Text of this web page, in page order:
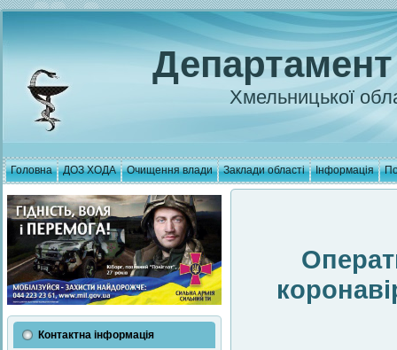
Хмельницької
Головна ДОЗ ХОДА Очищення влади Заклади області Інформація
Контактна інформація